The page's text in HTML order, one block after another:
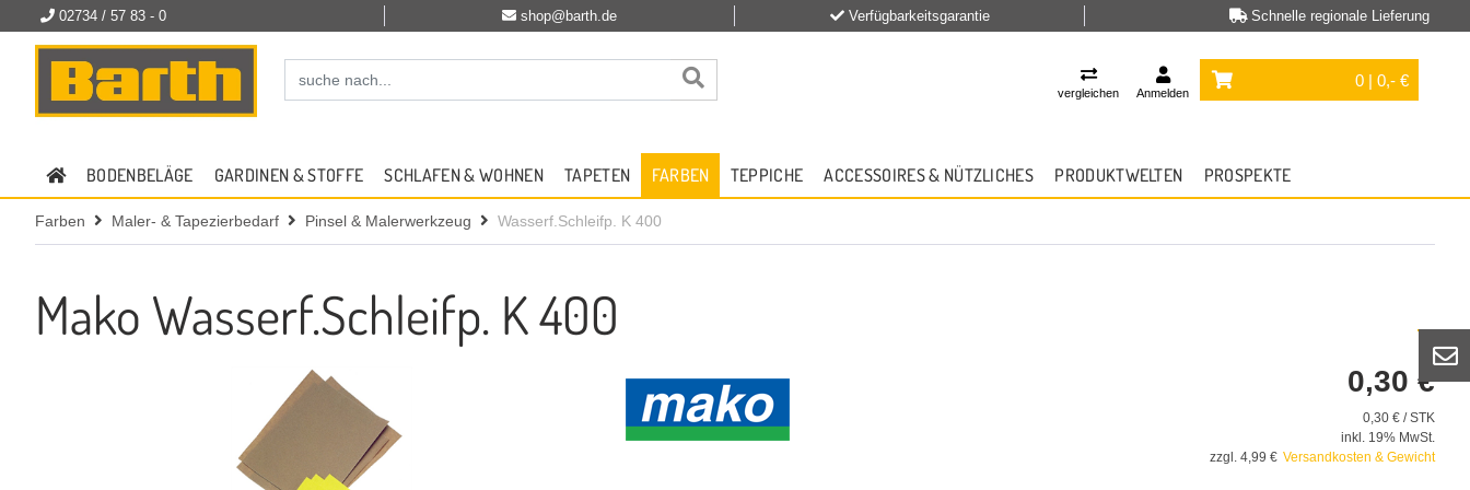
02734 / 57 83 - 0 shop@barth.de Verfügbarkeitsgarantie Schnelle regionale Lieferung
vergleichen Anmelden
0 | 0,- €
BODENBELÄGE GARDINEN & STOFFE SCHLAFEN & WOHNEN TAPETEN FARBEN TEPPICHE ACCESSOIRES & NÜTZLICHES PRODUKTWELTEN PROSPEKTE
Farben Maler- & Tapezierbedarf Pinsel & Malerwerkzeug Wasserf.Schleifp. K 400
Mako Wasserf.Schleifp. K 400
0,30 €
0,30 € / STK
inkl. 19% MwSt.
zzgl. 4,99 € Versandkosten & Gewicht